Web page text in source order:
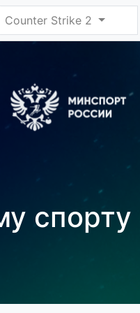
Counter Strike 2
спорту